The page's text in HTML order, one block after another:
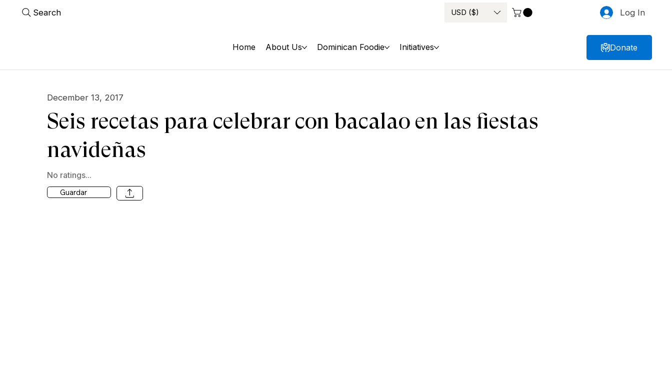
Search USD ($) Log In
Home About Us Dominican Foodie Initiatives Donate
December 13, 2017
Seis recetas para celebrar con bacalao en las fiestas
navideñas
No ratings...
Guardar